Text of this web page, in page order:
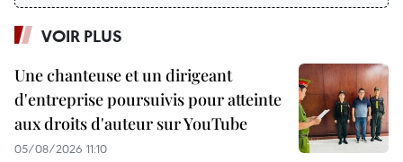
VOIR PLUS
Une chanteuse et un dirigeant
d'entreprise poursuivis pour atteinte
aux droits d'auteur sur YouTube
05/08/2026 11:10